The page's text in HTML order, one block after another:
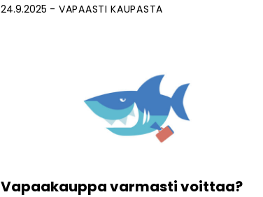
24.9.2025 VAPAASTI KAUPASTA
Vapaakauppa varmasti voittaa?